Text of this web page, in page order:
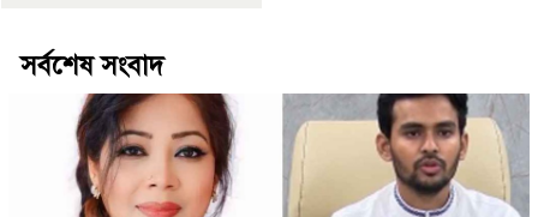
সর্বশেষ সংবাদ